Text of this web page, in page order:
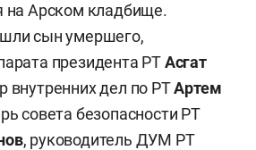
на Арском кладбище.
сын умершего,
президента РТАсгат
внутренних дел по РТАртем
совета безопасности РТ
, руководитель ДУМ РТ